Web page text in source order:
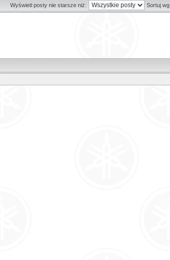
Wyświetl posty nie starsze niż: Sortuj wg